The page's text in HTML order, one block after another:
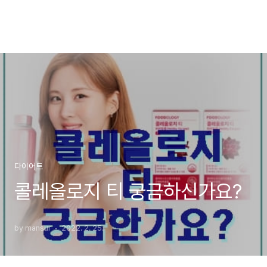
다이어트
콜레올로지 티 궁금하신가요?
by mansur 2022. 2. 25.